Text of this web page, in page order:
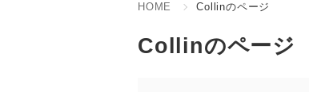
HOME Collinのページ
Collinのページ